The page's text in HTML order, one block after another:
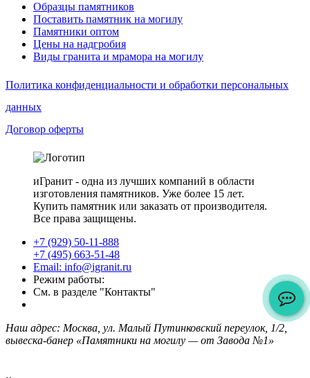
Образцы памятников
Поставить памятник на могилу
Памятники оптом
Цены на надгробия
Виды гранита и мрамора на могилу
Политика конфиденциальности и обработки персональных
данных
Договор оферты
иГранит - одна из лучших компаний в области
изготовления памятников. Уже более 15 лет.
Купить памятник или заказать от производителя.
Все права защищены.
+7 (929) 50-11-888
+7 (495) 663-51-48
Email: info@igranit.ru
Режим работы:
См. в разделе "Контакты"
Наш адрес: Москва, ул. Малый Путинковский переулок, 1/2,
вывеска-банер «Памятники на могилу — от Завода №1»